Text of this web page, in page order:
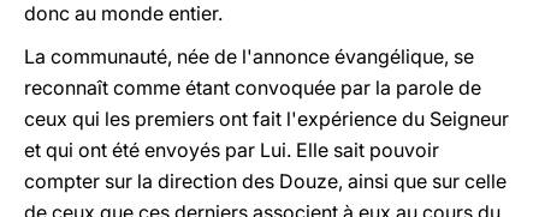
donc au monde entier.
La communauté, née de l'annonce évangélique, se
reconnaît comme étant convoquée par la parole de
ceux qui les premiers ont fait l'expérience du Seigneur
et qui ont été envoyés par Lui. Elle sait pouvoir
compter sur la direction des Douze, ainsi que sur celle
de ceux que ces derniers associent à eux au cours du